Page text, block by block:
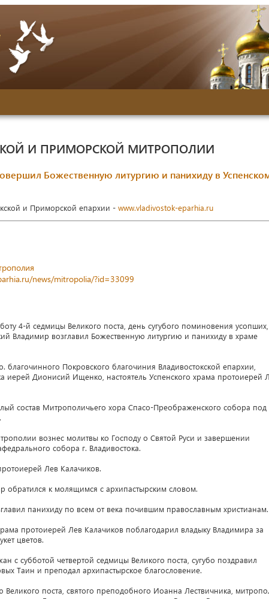
И ПРИМОРСКОЙ МИТРОПОЛИИ
Божественную литургию и панихиду в
и Приморской епархии - www.vladivostok-eparhia.ru
news/mitropolia/?id=33099
4-й седмицы Великого поста, день сугубого поминовения усопших,
Владимир возглавил Божественную литургию и панихиду в храме
благочинного Покровского благочиния Владивостокской епархии,
иерей Дионисий Ищенко, настоятель Успенского храма протоиерей
состав Митрополичьего хора Спасо-Преображенского собора под
вознес молитвы ко Господу о Святой Руси и завершении
собора г. Владивостока.
Лев Калачиков.
обратился к молящимся с архипастырским словом.
панихиду по всем от века почившим православным христианам.
протоиерей Лев Калачиков поблагодарил владыку Владимира за
цветов.
с субботой четвертой седмицы Великого поста, сугубо поздравил
Таин и преподал архипастырское благословение.
поста, святого преподобного Иоанна Лествичника,